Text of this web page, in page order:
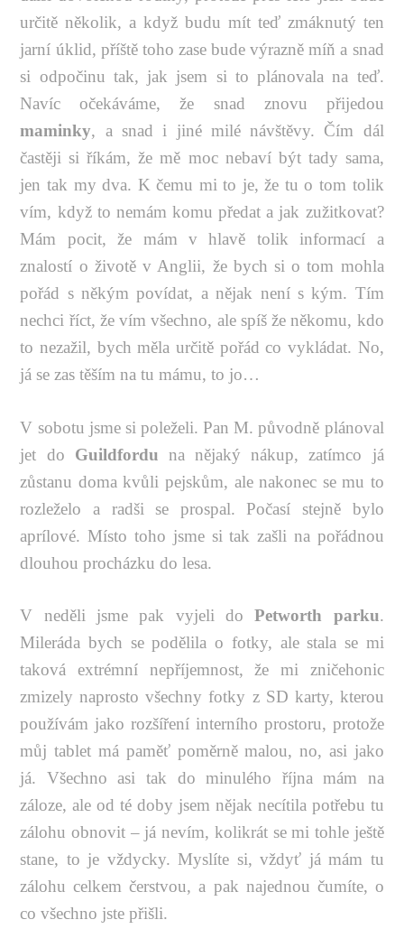
určitě několik, a když budu mít teď zmáknutý ten
jarní úklid, příště toho zase bude výrazně míň a snad
si odpočinu tak, jak jsem si to plánovala na teď.
Navíc očekáváme, že snad znovu přijedou
maminky, a snad i jiné milé návštěvy. Čím dál
častěji si říkám, že mě moc nebaví být tady sama,
jen tak my dva. K čemu mi to je, že tu o tom tolik
vím, když to nemám komu předat a jak zužitkovat?
Mám pocit, že mám v hlavě tolik informací a
znalostí o životě v Anglii, že bych si o tom mohla
pořád s někým povídat, a nějak není s kým. Tím
nechci říct, že vím všechno, ale spíš že někomu, kdo
to nezažil, bych měla určitě pořád co vykládat. No,
já se zas těším na tu mámu, to jo…
V sobotu jsme si poleželi. Pan M. původně plánoval
jet do Guildfordu na nějaký nákup, zatímco já
zůstanu doma kvůli pejskům, ale nakonec se mu to
rozleželo a radši se prospal. Počasí stejně bylo
aprílové. Místo toho jsme si tak zašli na pořádnou
dlouhou procházku do lesa.
V neděli jsme pak vyjeli do Petworth parku.
Mileráda bych se podělila o fotky, ale stala se mi
taková extrémní nepříjemnost, že mi zničehonic
zmizely naprosto všechny fotky z SD karty, kterou
používám jako rozšíření interního prostoru, protože
můj tablet má paměť poměrně malou, no, asi jako
já. Všechno asi tak do minulého října mám na
záloze, ale od té doby jsem nějak necítila potřebu tu
zálohu obnovit – já nevím, kolikrát se mi tohle ještě
stane, to je vždycky. Myslíte si, vždyť já mám tu
zálohu celkem čerstvou, a pak najednou čumíte, o
co všechno jste přišli.